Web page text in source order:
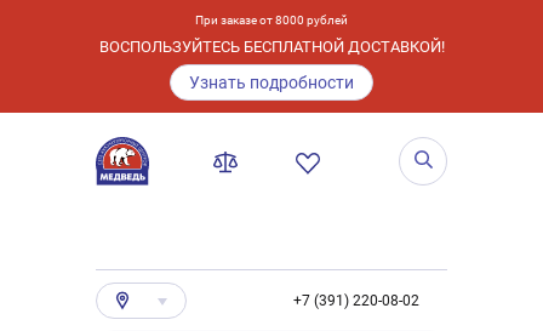
При заказе от 8000 рублей
ВОСПОЛЬЗУЙТЕСЬ БЕСПЛАТНОЙ ДОСТАВКОЙ!
Узнать подробности
+7 (391) 220-08-02